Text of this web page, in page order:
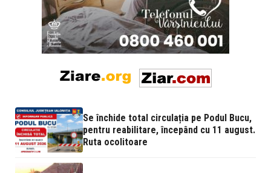
Se închide total circulația pe Podul Bucu,
pentru reabilitare, începând cu 11 august.
Ruta ocolitoare